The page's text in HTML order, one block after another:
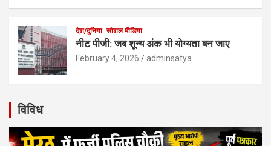
देश/दुनिया सोशल मीडिया
नीट पीजी: जब शून्य अंक भी योग्यता बन जाए
February 4, 2026 adminsatya
विविध